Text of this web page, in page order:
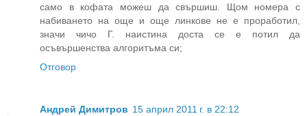
само в кофата можеш да свършиш. Щом номера с
набиването на още и още линкове не е проработил,
значи чичо Г. наистина доста се е потил да
осъвършенства алгоритъма си;
Отговор
Андрей Димитров 15 април 2011 г. в 22:12